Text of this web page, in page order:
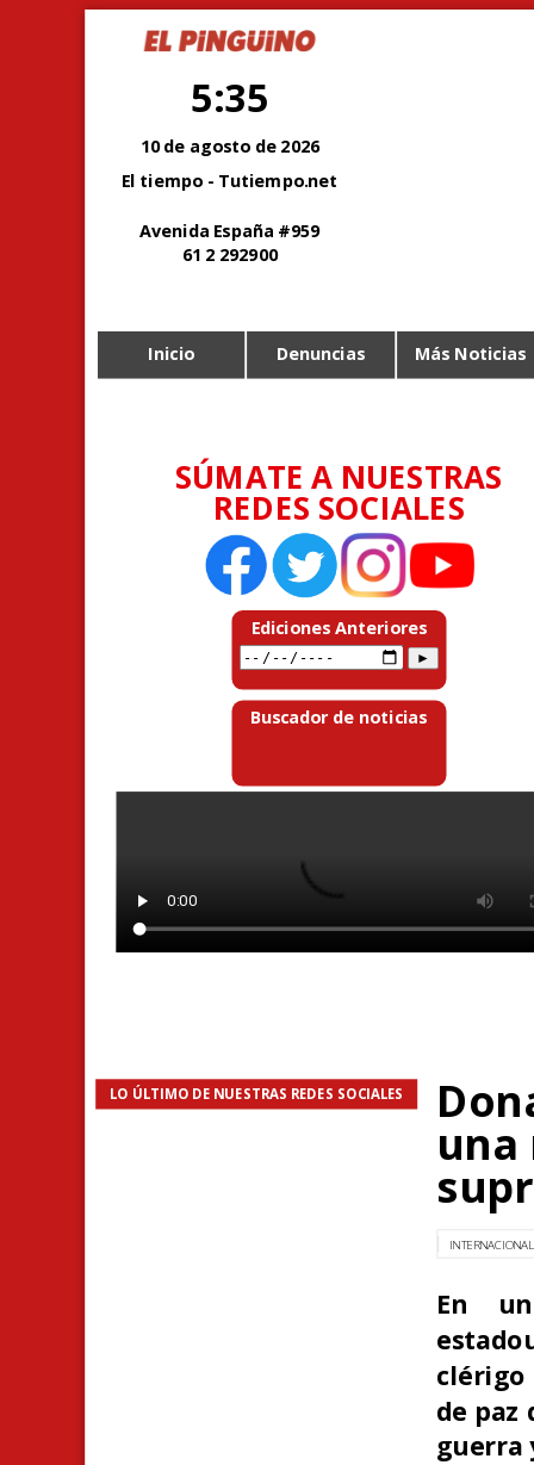
5:35
10 de agosto de 2026
El tiempo - Tutiempo.net
Avenida España #959
61 2 292900
Inicio Denuncias Más Noticias
SÚMATE A NUESTRAS
REDES SOCIALES
Ediciones Anteriores
Buscador de noticias
LO ÚLTIMO DE NUESTRAS REDES SOCIALES
una
INTERNACIONAL
En
clérigo
de paz
guerra